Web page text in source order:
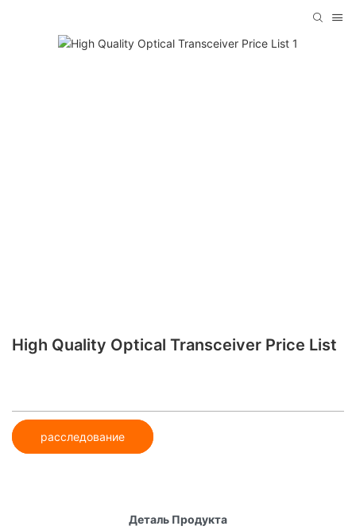
High Quality Optical Transceiver Price List
расследование
Деталь Продукта